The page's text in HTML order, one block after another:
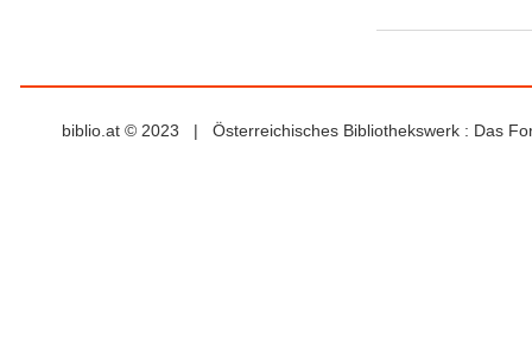
biblio.at © 2023 | Österreichisches Bibliothekswerk : Das